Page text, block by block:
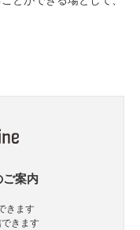
ご案内
きます
きます